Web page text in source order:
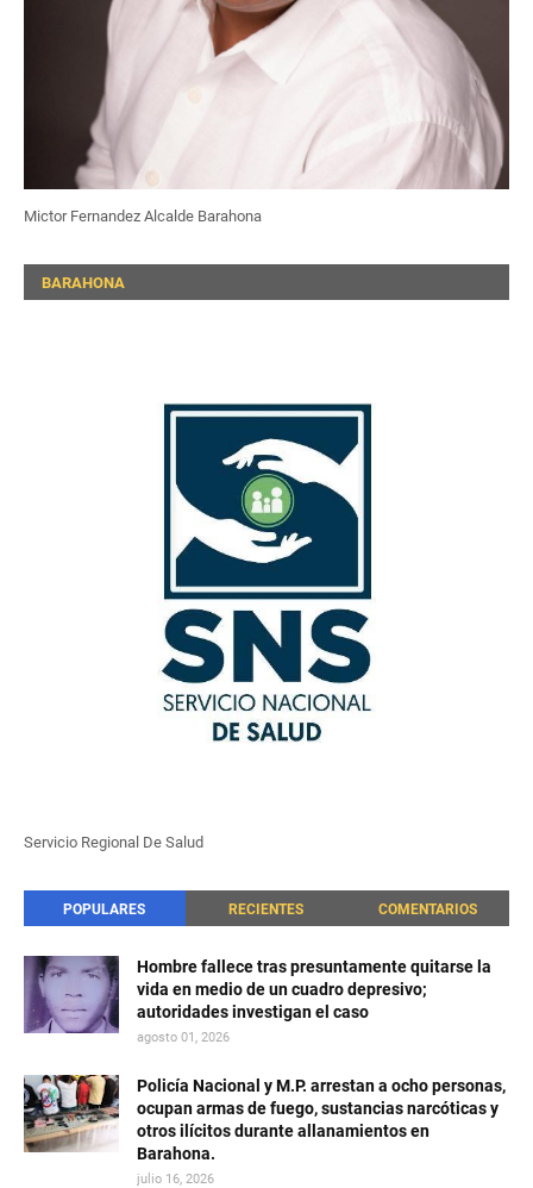
Mictor Fernandez Alcalde Barahona
BARAHONA
Servicio Regional De Salud
POPULARES RECIENTES COMENTARIOS
Hombre fallece tras presuntamente quitarse la
vida en medio de un cuadro depresivo;
autoridades investigan el caso
agosto 01, 2026
Policía Nacional y M.P. arrestan a ocho personas,
ocupan armas de fuego, sustancias narcóticas y
otros ilícitos durante allanamientos en
Barahona.
julio 16, 2026